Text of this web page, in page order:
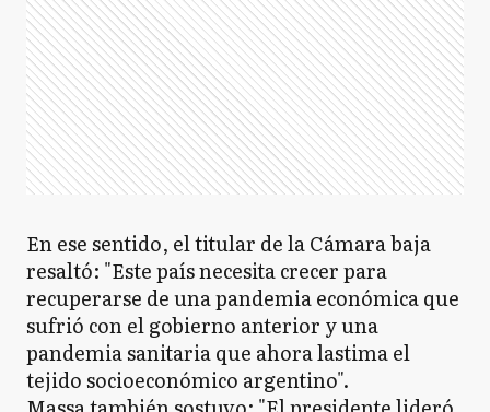
En ese sentido, el titular de la Cámara baja
resaltó: "Este país necesita crecer para
recuperarse de una pandemia económica que
sufrió con el gobierno anterior y una
pandemia sanitaria que ahora lastima el
tejido socioeconómico argentino".